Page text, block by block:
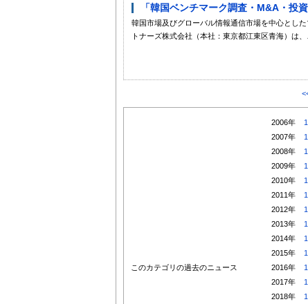
「韓国ベンチマーク調査・M&A・投
韓国市場及びグローバル情報通信市場を中心とし
トナーズ株式会社（本社：東京都江東区青海）は、
このカテゴリの過去のニュース
2006年
2007年
2008年
2009年
2010年
2011年
2012年
2013年
2014年
2015年
2016年
2017年
2018年